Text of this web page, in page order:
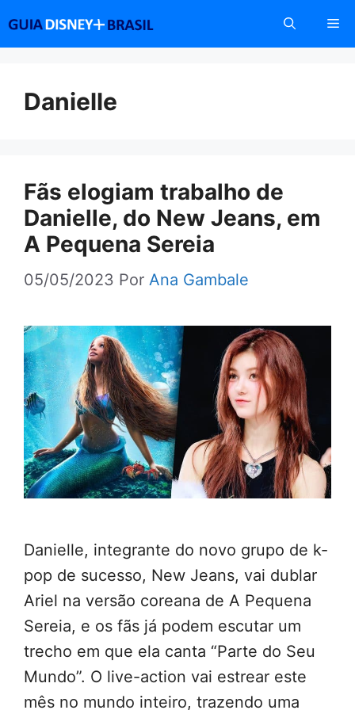
conteúdo
Danielle
Fãs elogiam trabalho de
Danielle, do New Jeans, em
A Pequena Sereia
05/05/2023 Por Ana Gambale
Danielle, integrante do novo grupo de k-
pop de sucesso, New Jeans, vai dublar
Ariel na versão coreana de A Pequena
Sereia, e os fãs já podem escutar um
trecho em que ela canta “Parte do Seu
Mundo”. O live-action vai estrear este
mês no mundo inteiro, trazendo uma